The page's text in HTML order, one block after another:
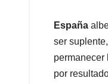
España
ser
permanecer
por